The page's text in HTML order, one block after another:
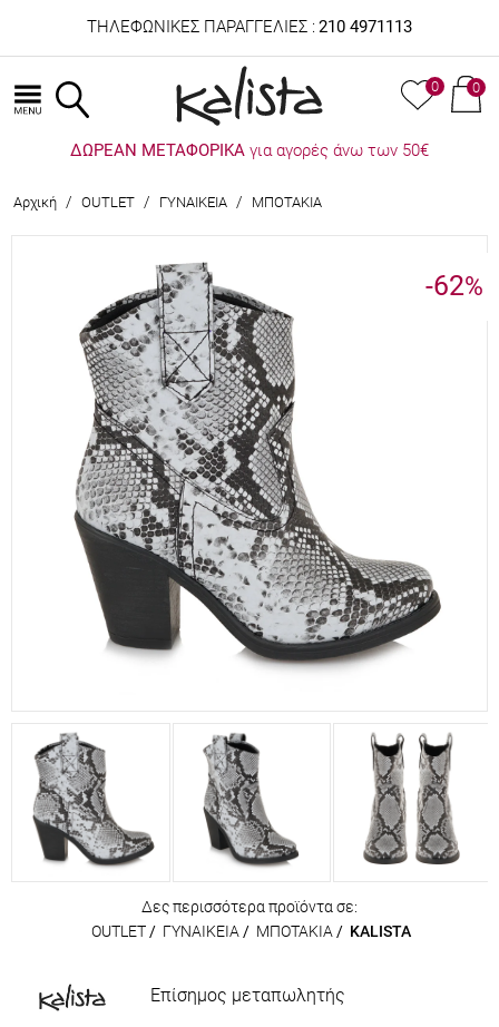
ΤΗΛΕΦΩΝΙΚΕΣ ΠΑΡΑΓΓΕΛΙΕΣ : 210 4971113
0 0
ΔΩΡΕΑΝ ΜΕΤΑΦΟΡΙΚΑ για αγορές άνω των 50€
Αρχική / OUTLET / ΓΥΝΑΙΚΕΙΑ / ΜΠΟΤΑΚΙΑ
-62%
Δες περισσότερα προϊόντα σε:
OUTLET / ΓΥΝΑΙΚΕΙΑ / ΜΠΟΤΑΚΙΑ / KALISTA
Επίσημος μεταπωλητής